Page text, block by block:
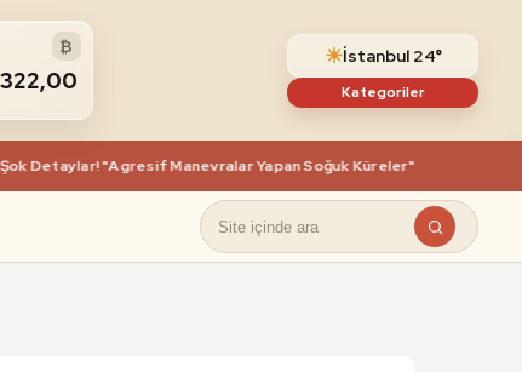
₿ ☀İstanbul 24°
Kategoriler
"Agresif Manevralar Yapan Soğuk Küreler" Ve Gizli Videolar